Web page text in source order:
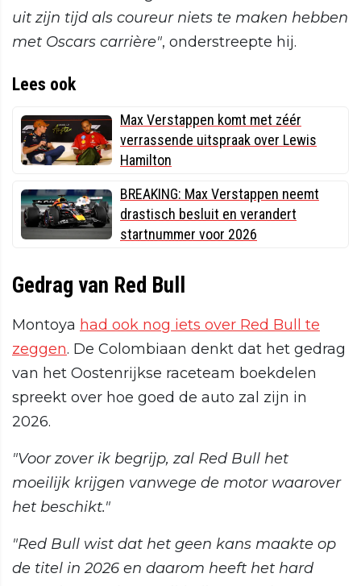
uit zijn tijd als coureur niets te maken hebben
met Oscars carrière", onderstreepte hij.
Lees ook
Max Verstappen komt met zéér
verrassende uitspraak over Lewis
Hamilton
BREAKING: Max Verstappen neemt
drastisch besluit en verandert
startnummer voor 2026
Gedrag van Red Bull
Montoya had ook nog iets over Red Bull te
zeggen. De Colombiaan denkt dat het gedrag
van het Oostenrijkse raceteam boekdelen
spreekt over hoe goed de auto zal zijn in
2026.
"Voor zover ik begrijp, zal Red Bull het
moeilijk krijgen vanwege de motor waarover
het beschikt."
"Red Bull wist dat het geen kans maakte op
de titel in 2026 en daarom heeft het hard